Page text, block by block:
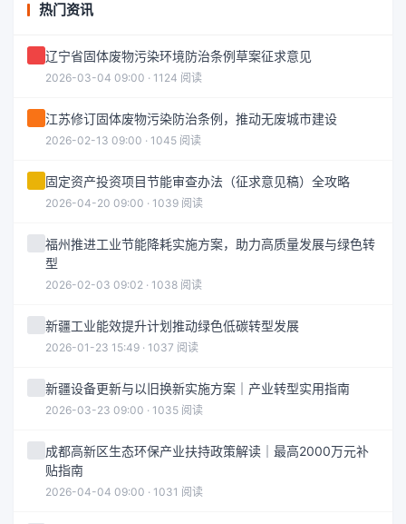
热门资讯
辽宁省固体废物污染环境防治条例草案征求意见
2026-03-04 09:00 · 1124 阅读
江苏修订固体废物污染防治条例，推动无废城市建设
2026-02-13 09:00 · 1045 阅读
固定资产投资项目节能审查办法（征求意见稿）全攻略
2026-04-20 09:00 · 1039 阅读
福州推进工业节能降耗实施方案，助力高质量发展与绿色转
型
2026-02-03 09:02 · 1038 阅读
新疆工业能效提升计划推动绿色低碳转型发展
2026-01-23 15:49 · 1037 阅读
新疆设备更新与以旧换新实施方案｜产业转型实用指南
2026-03-23 09:00 · 1035 阅读
成都高新区生态环保产业扶持政策解读｜最高2000万元补
贴指南
2026-04-04 09:00 · 1031 阅读